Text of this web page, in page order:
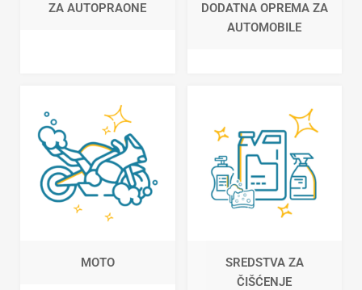
ZA AUTOPRAONE
DODATNA OPREMA ZA
AUTOMOBILE
MOTO
SREDSTVA ZA
ČIŠĆENJE